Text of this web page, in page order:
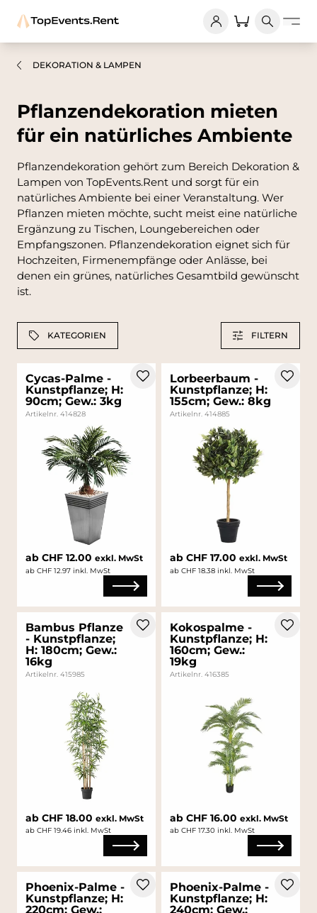
DEKORATION & LAMPEN
Pflanzendekoration mieten
für ein natürliches Ambiente
Pflanzendekoration gehört zum Bereich Dekoration &
Lampen von TopEvents.Rent und sorgt für ein
natürliches Ambiente bei einer Veranstaltung. Wer
Pflanzen mieten möchte, sucht meist eine natürliche
Ergänzung zu Tischen, Loungebereichen oder
Empfangszonen. Pflanzendekoration eignet sich für
Hochzeiten, Firmenempfänge oder Anlässe, bei
denen ein grünes, natürliches Gesamtbild gewünscht
ist.
KATEGORIEN FILTERN
Cycas-Palme -
Kunstpflanze; H:
90cm; Gew.: 3kg
Artikelnr. 414828
ab CHF 12.00 exkl. MwSt
ab CHF 12.97 inkl. MwSt
Lorbeerbaum -
Kunstpflanze; H:
155cm; Gew.: 8kg
Artikelnr. 414885
ab CHF 17.00 exkl. MwSt
ab CHF 18.38 inkl. MwSt
Bambus Pflanze
- Kunstpflanze;
H: 180cm; Gew.:
16kg
Artikelnr. 415985
ab CHF 18.00 exkl. MwSt
ab CHF 19.46 inkl. MwSt
Kokospalme -
Kunstpflanze; H:
160cm; Gew.:
19kg
Artikelnr. 416385
ab CHF 16.00 exkl. MwSt
ab CHF 17.30 inkl. MwSt
Phoenix-Palme -
Kunstpflanze; H:
220cm; Gew.:
Phoenix-Palme -
Kunstpflanze; H:
240cm; Gew.: